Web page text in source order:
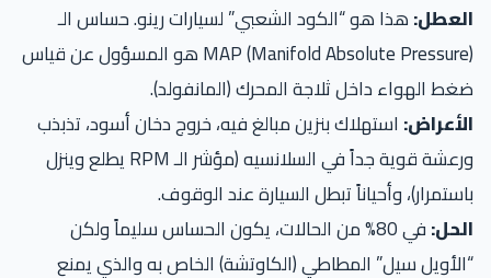
العطل:هذا هو “الكود الشعبي” لسيارات رينو. حساس الـ
MAP (Manifold Absolute Pressure) هو المسؤول عن قياس
ضغط الهواء داخل ثلاجة المحرك (المانفولد).
الأعراض: استهلاك بنزين مبالغ فيه، خروج دخان أسود، تذبذب
ورعشة قوية جداً في السلانسيه (مؤشر الـ RPM يطلع وينزل
باستمرار)، وأحياناً تبطل السيارة عند الوقوف.
الحل:
في 80% من الحالات، يكون الحساس سليماً ولكن
“الأويل سيل” المطاطي (الكاوتشة) الخاص به والذي يمنع